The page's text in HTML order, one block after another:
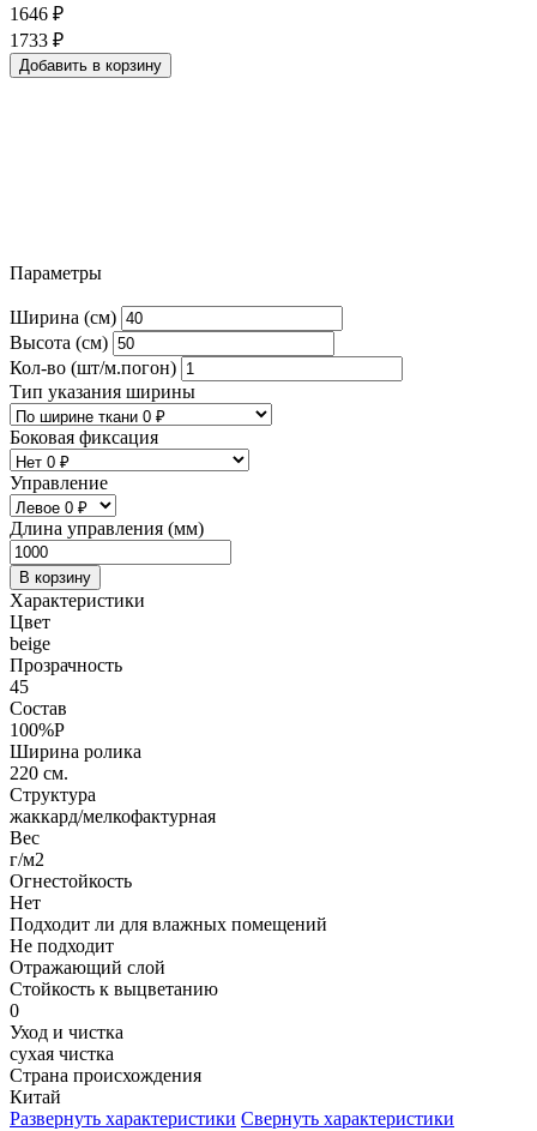
1646 ₽
1733 ₽
Добавить в корзину
Параметры
Ширина (см)
Высота (см)
Кол-во (шт/м.погон)
Тип указания ширины
Боковая фиксация
Управление
Длина управления (мм)
В корзину
Характеристики
Цвет
beige
Прозрачность
45
Состав
100%P
Ширина ролика
220 см.
Структура
жаккард/мелкофактурная
Вес
г/м2
Огнестойкость
Нет
Подходит ли для влажных помещений
Не подходит
Отражающий слой
Стойкость к выцветанию
0
Уход и чистка
сухая чистка
Страна происхождения
Китай
Развернуть характеристики Свернуть характеристики